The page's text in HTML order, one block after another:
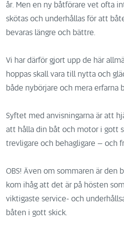
år. Men en ny båtförare vet ofta
skötas och underhållas för att
bevaras längre och bättre.
Vi har därför gjort upp de här
hoppas skall vara till nytta och
både nybörjare och mera erfarna
Syftet med anvisningarna är att
att hålla din båt och motor i gott
trevligare och behagligare – och
OBS! Även om sommaren är den
kom ihåg att det är på hösten
viktigaste service- och
båten i gott skick.